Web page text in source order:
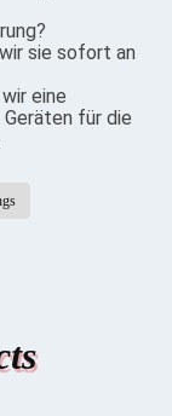
sie sofort an
eine
für die